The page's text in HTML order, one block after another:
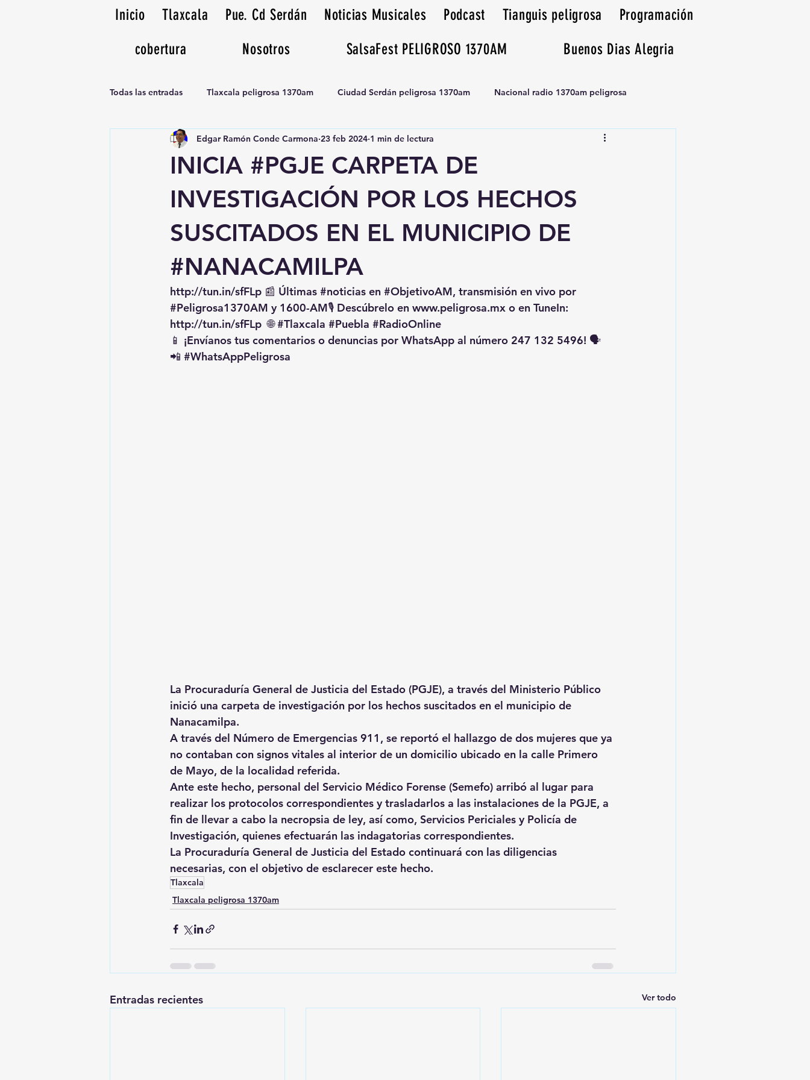
Inicio Tlaxcala Pue. Cd Serdán Noticias Musicales Podcast Tianguis peligrosa
Programación
cobertura
Nosotros SalsaFest PELIGROSO 1370AM Buenos Dias Alegria
Todas las entradas Tlaxcala peligrosa 1370am Ciudad Serdán peligrosa 1370am Nacional radio 1370am peligrosa
Noticias Musicales radio 1370am Tianguis peligrosa 1370am huamantla
INICIA #PGJE CARPETA DE
INVESTIGACIÓN POR LOS HECHOS
SUSCITADOS EN EL MUNICIPIO DE
#NANACAMILPA
Edgar Ramón Conde Carmona 23 feb 2024 1 min de lectura
http://tun.in/sfFLp 📰 Últimas #noticias en #ObjetivoAM, transmisión en vivo por
#Peligrosa1370AM y 1600-AM🎙️ Descúbrelo en www.peligrosa.mx o en TuneIn:
http://tun.in/sfFLp 🌐 #Tlaxcala #Puebla #RadioOnline
📱 ¡Envíanos tus comentarios o denuncias por WhatsApp al número 247 132 5496! 🗣️
📲 #WhatsAppPeligrosa
La Procuraduría General de Justicia del Estado (PGJE), a través del Ministerio Público
inició una carpeta de investigación por los hechos suscitados en el municipio de
Nanacamilpa.
A través del Número de Emergencias 911, se reportó el hallazgo de dos mujeres que ya
no contaban con signos vitales al interior de un domicilio ubicado en la calle Primero
de Mayo, de la localidad referida.
Ante este hecho, personal del Servicio Médico Forense (Semefo) arribó al lugar para
realizar los protocolos correspondientes y trasladarlos a las instalaciones de la PGJE, a
fin de llevar a cabo la necropsia de ley, así como, Servicios Periciales y Policía de
Investigación, quienes efectuarán las indagatorias correspondientes.
La Procuraduría General de Justicia del Estado continuará con las diligencias
necesarias, con el objetivo de esclarecer este hecho.
Tlaxcala
Tlaxcala peligrosa 1370am
Entradas recientes Ver todo